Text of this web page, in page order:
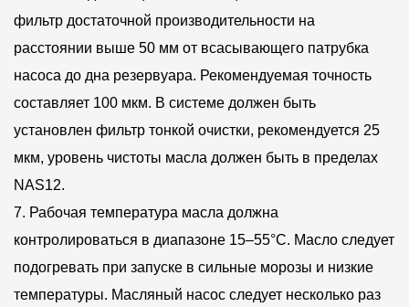
производителя к качеству и инновациям.
фильтр достаточной производительности на
расстоянии выше 50 мм от всасывающего патрубка
насоса до дна резервуара. Рекомендуемая точность
составляет 100 мкм. В системе должен быть
установлен фильтр тонкой очистки, рекомендуется 25
мкм, уровень чистоты масла должен быть в пределах
NAS12.
7. Рабочая температура масла должна
контролироваться в диапазоне 15–55°C. Масло следует
подогревать при запуске в сильные морозы и низкие
температуры. Масляный насос следует несколько раз